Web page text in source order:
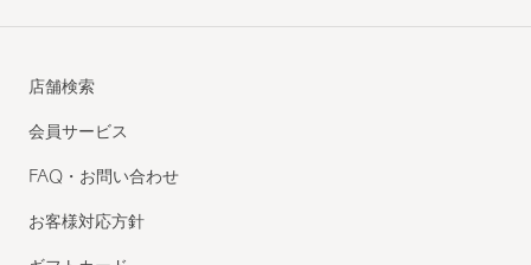
店舗検索
会員サービス
FAQ・お問い合わせ
お客様対応方針